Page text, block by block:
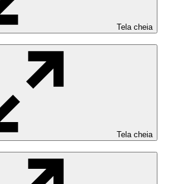
Tela cheia
Tela cheia